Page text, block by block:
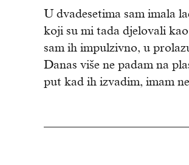
U dvadesetima sam imala
koji su mi tada djelovali kao
sam ih impulzivno, u
Danas više ne padam na
put kad ih izvadim, imam